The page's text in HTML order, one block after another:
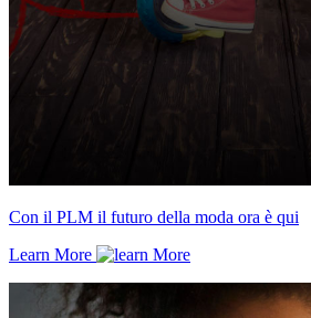
Con il PLM il futuro della moda ora è qui
Learn More